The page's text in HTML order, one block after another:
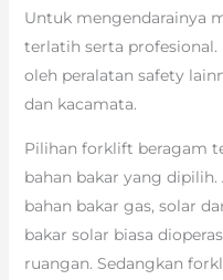
Untuk mengendarainya
terlatih serta
oleh peralatan safety
dan kacamata.
Pilihan forklift beragam
bahan bakar yang
bahan bakar gas, solar
bakar solar biasa
ruangan. Sedangkan